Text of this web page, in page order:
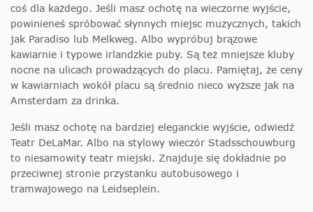
coś dla każdego. Jeśli masz ochotę na wieczorne wyjście,
powinieneś spróbować słynnych miejsc muzycznych, takich
jak Paradiso lub Melkweg. Albo wypróbuj brązowe
kawiarnie i typowe irlandzkie puby. Są też mniejsze kluby
nocne na ulicach prowadzących do placu. Pamiętaj, że ceny
w kawiarniach wokół placu są średnio nieco wyższe jak na
Amsterdam za drinka.
Jeśli masz ochotę na bardziej eleganckie wyjście, odwiedź
Teatr DeLaMar. Albo na stylowy wieczór Stadsschouwburg
to niesamowity teatr miejski. Znajduje się dokładnie po
przeciwnej stronie przystanku autobusowego i
tramwajowego na Leidseplein.